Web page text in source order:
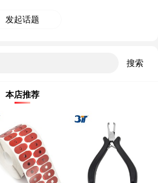
发起话题
搜索
本店推荐